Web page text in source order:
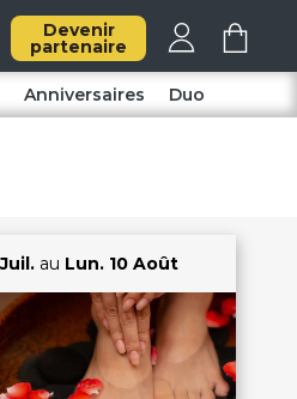
Devenir
partenaire
Anniversaires Duo
au Lun. 10 Août